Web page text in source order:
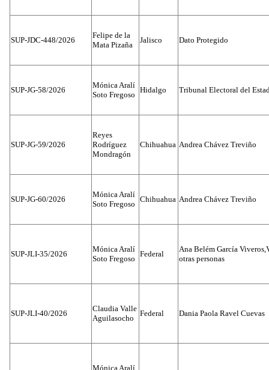
SUP-JDC-448/2026
Felipe de la
Mata Pizaña
Jalisco Dato Protegido
SUP-JG-58/2026
Mónica Aralí
Soto Fregoso
Hidalgo Tribunal Electoral del
SUP-JG-59/2026
Reyes
Rodríguez
Mondragón
Chihuahua Andrea Chávez Treviño
SUP-JG-60/2026
Mónica Aralí
Soto Fregoso
Chihuahua Andrea Chávez Treviño
SUP-JLI-35/2026
Mónica Aralí
Soto Fregoso
Federal
Ana Belém García
otras personas
SUP-JLI-40/2026
Claudia Valle
Aguilasocho
Federal Dania Paola Ravel Cuevas
Mónica Aralí